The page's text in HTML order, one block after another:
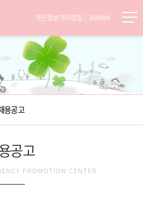
개인정보처리방침 ADMIN
용공고
공고
PROMOTION CENTER